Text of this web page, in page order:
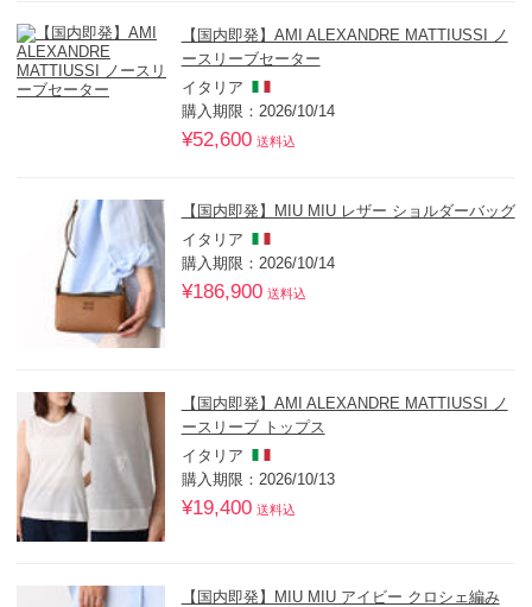
【国内即発】AMI ALEXANDRE MATTIUSSI ノ
ースリーブセーター
イタリア
購入期限：2026/10/14
¥52,600 送料込
【国内即発】MIU MIU レザー ショルダーバッグ
イタリア
購入期限：2026/10/14
¥186,900 送料込
【国内即発】AMI ALEXANDRE MATTIUSSI ノ
ースリーブ トップス
イタリア
購入期限：2026/10/13
¥19,400 送料込
【国内即発】MIU MIU アイビー クロシェ編み